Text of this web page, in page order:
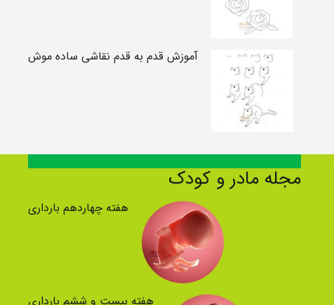
آموزش قدم به قدم نقاشی ساده موش
مجله مادر و کودک
هفته چهاردهم بارداری
هفته بیست و ششم بارداری